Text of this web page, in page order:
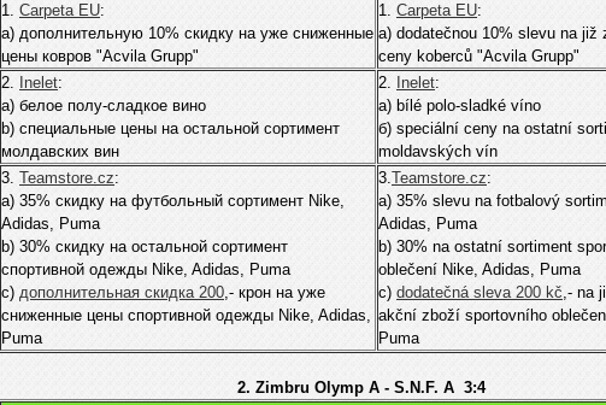
1. Carpeta EU:
а) дополнительную 10% скидку на уже сниженные
цены ковров "Acvila Grupp"
1. Carpeta EU:
а) dodatečnou 10% slevu na již
ceny koberců "Acvila Grupp"
2. Inelet:
а) белое полу-сладкое вино
b) специальные цены на остальной сортимент
молдавских вин
2. Inelet:
а) bílé polo-sladké víno
б) speciální ceny na ostatní
moldavských vín
3. Teamstore.cz:
а) 35% скидку на футбольный сортимент Nike,
Adidas, Puma
b) 30% скидку на остальной сортимент
спортивной одежды Nike, Adidas, Puma
c) дополнительная скидка 200,- крон на уже
сниженные цены спортивной одежды Nike, Adidas,
Puma
3.Teamstore.cz:
а) 35% slevu na fotbalový
Adidas, Puma
b) 30% na ostatní sortiment
oblečení Nike, Adidas, Puma
c) dodatečná sleva 200 kč,- na
akční zboží sportovního
Puma
2. Zimbru Olymp A - S.N.F. A 3:4